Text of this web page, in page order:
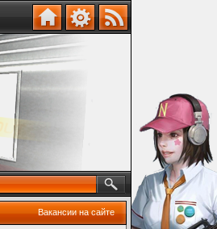
Вакансии на сайте